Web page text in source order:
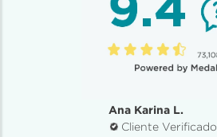
Ana Karina L.
Cliente Verificado